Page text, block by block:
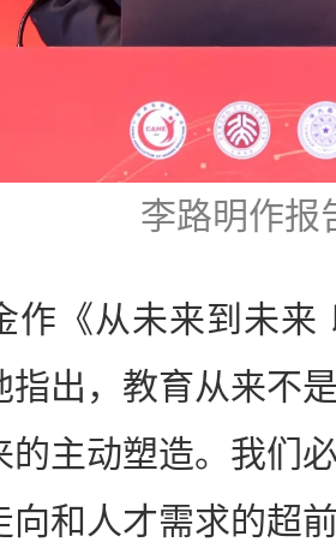
李路明作报
《从未来到未来
指出，教育从来不
的主动塑造。我们
向和人才需求的超